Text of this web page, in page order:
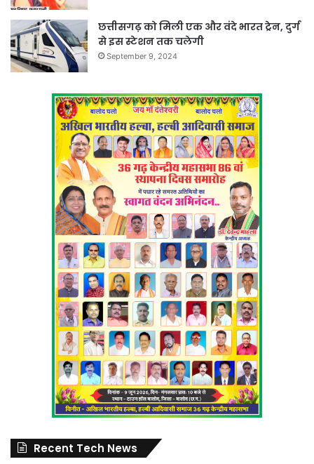
छत्तीसगढ़ को मिली एक और वंदे भारत ट्रेन, दुर्ग
से इस स्टेशन तक चलेगी
September 9, 2024
Recent Tech News